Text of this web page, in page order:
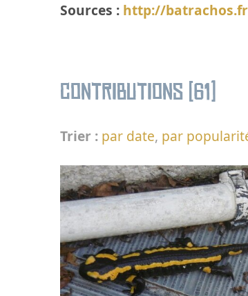
Sources : http://
Contributions (61)
Trier : par date, par